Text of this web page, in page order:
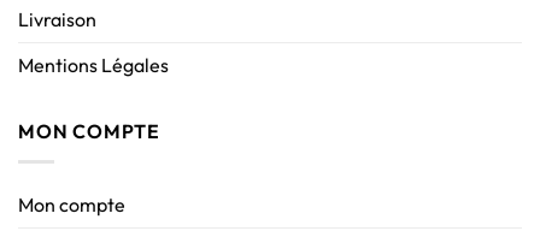
Livraison
Mentions Légales
MON COMPTE
Mon compte